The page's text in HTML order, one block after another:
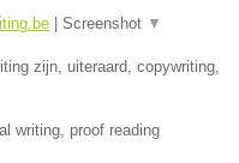
Screenshot ▼
zijn, uiteraard, copywriting,
writing, proof reading